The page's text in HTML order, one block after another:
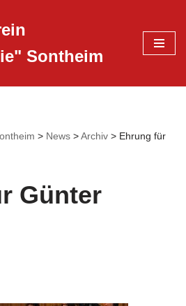
Sontheim
> News >Archiv > Ehrung für
Günter